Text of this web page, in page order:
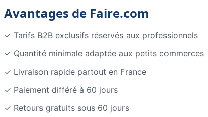
Avantages de Faire.com
✓ Tarifs B2B exclusifs réservés aux professionnels
✓ Quantité minimale adaptée aux petits commerces
✓ Livraison rapide partout en France
✓ Paiement différé à 60 jours
✓ Retours gratuits sous 60 jours